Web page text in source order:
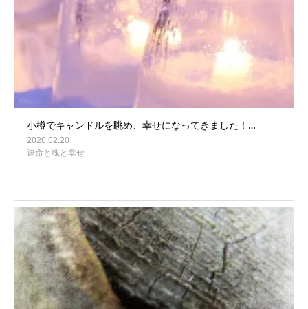
小樽でキャンドルを眺め、幸せになってきました！…
2020.02.20
運命と魂と幸せ